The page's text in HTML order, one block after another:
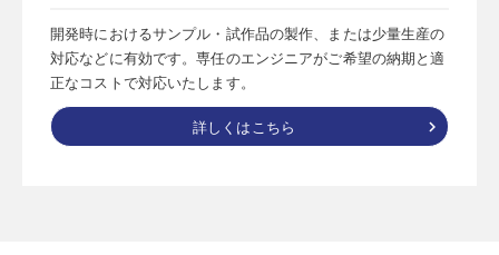
開発時におけるサンプル・試作品の製作、または少量生産の
対応などに有効です。専任のエンジニアがご希望の納期と適
正なコストで対応いたします。
詳しくはこちら